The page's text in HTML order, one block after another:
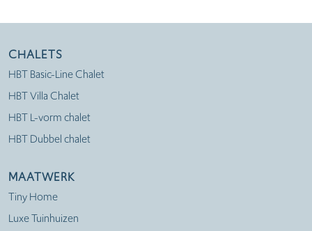
CHALETS
HBT Basic-Line Chalet
HBT Villa Chalet
HBT L-vorm chalet
HBT Dubbel chalet
MAATWERK
Tiny Home
Luxe Tuinhuizen